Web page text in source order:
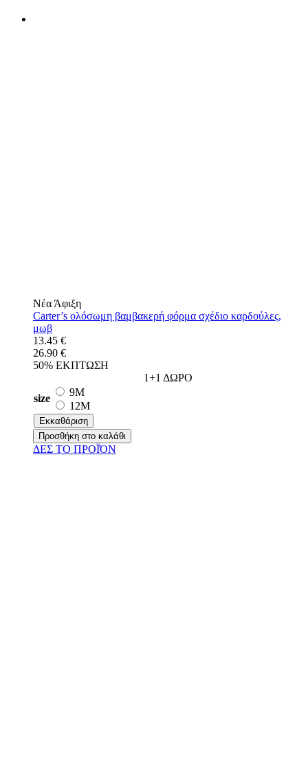
Νέα Άφιξη
Carter’s ολόσωμη βαμβακερή φόρμα σχέδιο καρδούλες,
μωβ
13.45 €
26.90 €
50% ΕΚΠΤΩΣΗ
1+1 ΔΩΡΟ
size
9M
12M
Εκκαθάριση
Προσθήκη στο καλάθι
ΔΕΣ ΤO ΠΡΟΪΌΝ